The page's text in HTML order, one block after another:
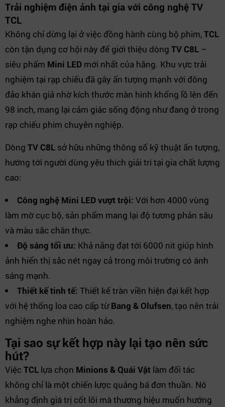
Trải nghiệm điện ảnh tại gia với công nghệ TV
TCL
Không chỉ dừng lại ở việc đồng hành cùng bộ phim,TCL
còn tận dụng cơ hội này để giới thiệu dòng TV C8L –
siêu phẩm Mini LED mới nhất của hãng. Khu vực trải
nghiệm tại rạp chiếu đã gây ấn tượng mạnh với đông
đảo khán giả nhờ kích thước màn hình khổng lồ lên đến
98 inch, mang lại cảm giác sống động như đang ở trong
rạp chiếu phim chuyên nghiệp.
Dòng TV C8L sở hữu những thông số kỹ thuật ấn tượng,
hướng tới người dùng yêu thích giải trí tại gia chất lượng
cao:
Công nghệ Mini LED vượt trội: Với hơn 4000 vùng
làm mờ cục bộ, sản phẩm mang lại độ tương phản sâu
và màu sắc chân thực.
Độ sáng tối ưu: Khả năng đạt tới 6000 nit giúp hình
ảnh hiển thị sắc nét ngay cả trong môi trường có ánh
sáng mạnh.
Thiết kế tinh tế: Thiết kế tràn viền hiện đại kết hợp
với hệ thống loa cao cấp từBang & Olufsen, tạo nên trải
nghiệm nghe nhìn hoàn hảo.
Tại sao sự kết hợp này lại tạo nên sức
hút?
ViệcTCL lựa chọn Minions & Quái Vật làm đối tác
không chỉ là một chiến lược quảng bá đơn thuần. Nó
khẳng định giá trị cốt lõi mà thương hiệu muốn hướng